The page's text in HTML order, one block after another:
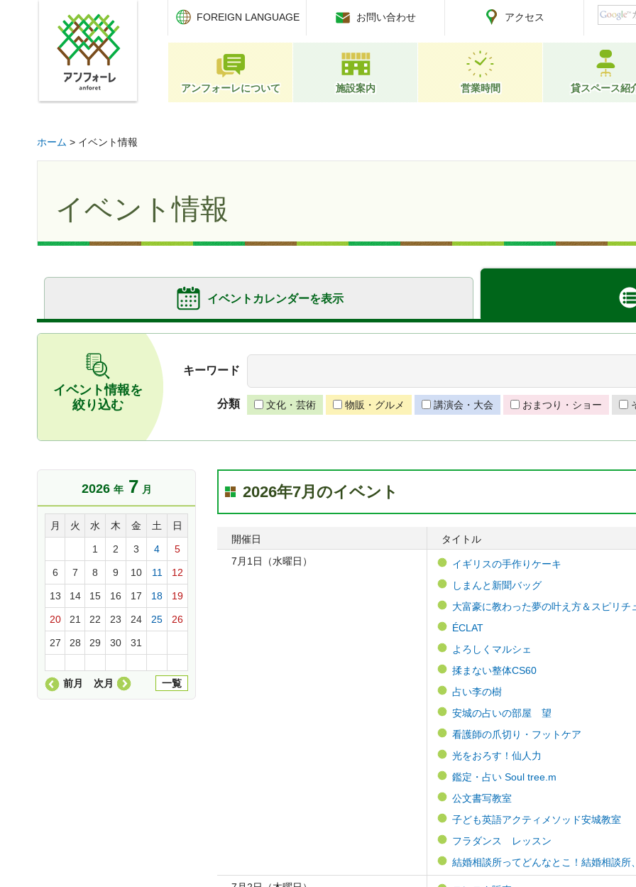
アンフォーレ
FOREIGN LANGUAGE
お問い合わせ アクセス
アンフォーレについて 施設案内 営業時間 貸スペース紹
ホーム > イベント情報
イベント情報
イベントカレンダーを表示
イベント情報を
絞り込む
キーワード
分類 文化・芸術 物販・グルメ 講演会・大会 おまつり・ショー
2026 年 7 月
月 火 水 木 金 土 日
1 2 3 4 5
6 7 8 9 10 11 12
13 14 15 16 17 18 19
20 21 22 23 24 25 26
27 28 29 30 31
前月 一覧
次月
2026年7月のイベント
開催日
タイトル
7月1日（水曜日）
イギリスの手作りケーキ
しまんと新聞バッグ
大富豪に教わった夢の叶え方＆スピリチ
ÉCLAT
よろしくマルシェ
揉まない整体CS60
占い李の樹
安城の占いの部屋 望
看護師の爪切り・フットケア
光をおろす！仙人力
鑑定・占い Soul tree.m
公文書写教室
子ども英語アクティメソッド安城教室
フラダンス レッスン
結婚相談所ってどんなとこ！結婚相談所